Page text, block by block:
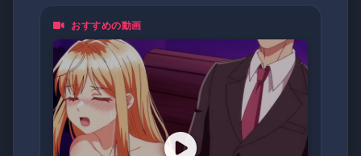
主要分類:
裏番、泡麵番、同人作品、Cosplay
無論你是資深二次元住民，
還是剛入坑的新手，動漫鴿都歡迎你一起來嗨！
💥
(不定期更換密碼)
5205566
おすすめの動画